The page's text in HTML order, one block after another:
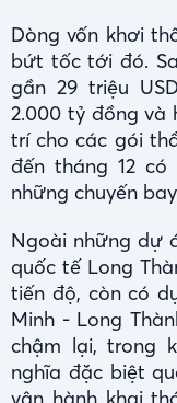
Dòng vốn khơi
bứt tốc tới đó.
gần 29 triệu
2.000 tỷ đồng và
trí cho các gói
đến tháng 12
những chuyến
Ngoài những dự
quốc tế Long
tiến độ, còn có
Minh - Long
chậm lại, trong
nghĩa đặc biệt
vận hành khai